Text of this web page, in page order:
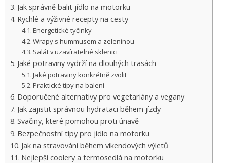
Jak správně balit jídlo na motorku
Rychlé a výživné recepty na cesty
Energetické tyčinky
Wrapy s hummusem a zeleninou
Salát v uzavíratelné sklenici
Jaké potraviny vydrží na dlouhých trasách
Jaké potraviny konkrétně zvolit
Praktické tipy na balení
Doporučené alternativy pro vegetariány a vegany
Jak zajistit správnou hydrataci během jízdy
Svačiny, které pomohou proti únavě
Bezpečnostní tipy pro jídlo na motorku
Jak na stravování během víkendových výletů
Nejlepší coolery a termosedlá na motorku